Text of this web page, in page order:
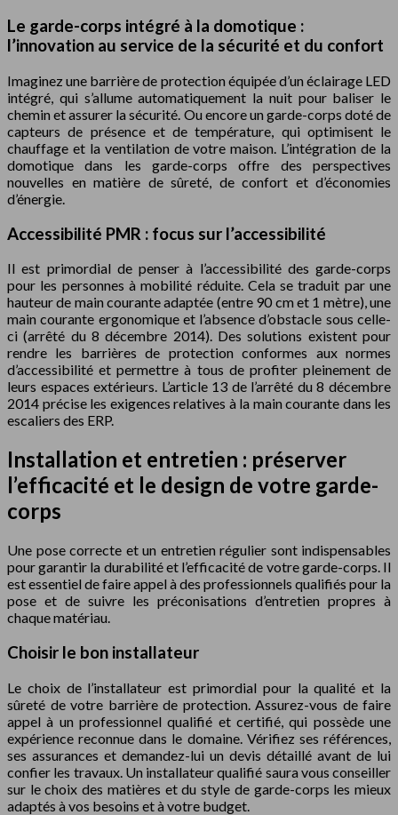
Le garde-corps intégré à la domotique :
l’innovation au service de la sécurité et du confort
Imaginez une barrière de protection équipée d’un éclairage LED
intégré, qui s’allume automatiquement la nuit pour baliser le
chemin et assurer la sécurité. Ou encore un garde-corps doté de
capteurs de présence et de température, qui optimisent le
chauffage et la ventilation de votre maison. L’intégration de la
domotique dans les garde-corps offre des perspectives
nouvelles en matière de sûreté, de confort et d’économies
d’énergie.
Accessibilité PMR : focus sur l’accessibilité
Il est primordial de penser à l’accessibilité des garde-corps
pour les personnes à mobilité réduite. Cela se traduit par une
hauteur de main courante adaptée (entre 90 cm et 1 mètre), une
main courante ergonomique et l’absence d’obstacle sous celle-
ci (arrêté du 8 décembre 2014). Des solutions existent pour
rendre les barrières de protection conformes aux normes
d’accessibilité et permettre à tous de profiter pleinement de
leurs espaces extérieurs. L’article 13 de l’arrêté du 8 décembre
2014 précise les exigences relatives à la main courante dans les
escaliers des ERP.
Installation et entretien : préserver
l’efficacité et le design de votre garde-
corps
Une pose correcte et un entretien régulier sont indispensables
pour garantir la durabilité et l’efficacité de votre garde-corps. Il
est essentiel de faire appel à des professionnels qualifiés pour la
pose et de suivre les préconisations d’entretien propres à
chaque matériau.
Choisir le bon installateur
Le choix de l’installateur est primordial pour la qualité et la
sûreté de votre barrière de protection. Assurez-vous de faire
appel à un professionnel qualifié et certifié, qui possède une
expérience reconnue dans le domaine. Vérifiez ses références,
ses assurances et demandez-lui un devis détaillé avant de lui
confier les travaux. Un installateur qualifié saura vous conseiller
sur le choix des matières et du style de garde-corps les mieux
adaptés à vos besoins et à votre budget.